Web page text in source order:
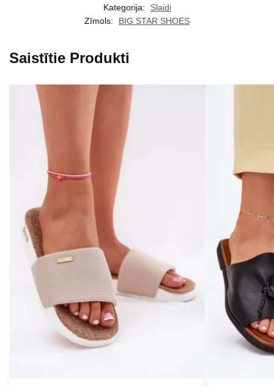
Kategorija:
Slaidi
Zīmols:
BIG STAR SHOES
Saistītie Produkti